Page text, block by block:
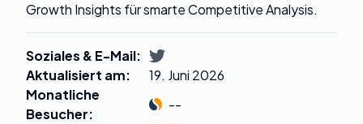
Growth Insights für smarte Competitive Analysis.
Soziales & E-Mail:
Aktualisiert am:
19. Juni 2026
Monatliche
Besucher:
--